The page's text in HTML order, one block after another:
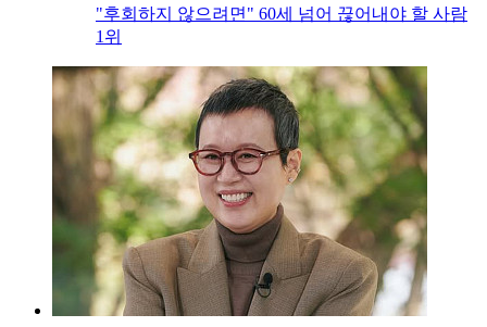
"후회하지 않으려면" 60세 넘어 끊어내야 할 사람
1위